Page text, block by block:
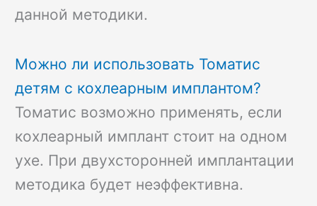
данной методики.
Можно ли использовать Томатис
детям с кохлеарным имплантом?
Томатис возможно применять, если
кохлеарный имплант стоит на одном
ухе. При двухсторонней имплантации
методика будет неэффективна.